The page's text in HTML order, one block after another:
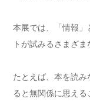
本展では、「情報」
トが試みるさまざま
たとえば、本を読
ると無関係に思え